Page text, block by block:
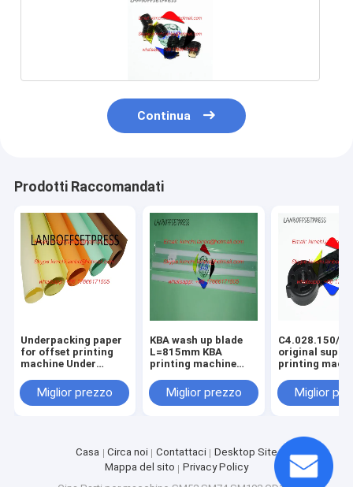
Continua
Prodotti Raccomandati
Underpacking paper
for offset printing
machine Under
Miglior prezzo
KBA wash up blade
L=815mm KBA
printing machine
Miglior prezzo
C4.028.150/01
original
printing
Miglior
Casa Circa noi Contattaci
Desktop Site
Mappa del sito
Privacy Policy